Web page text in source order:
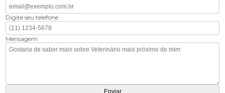
Digite seu telefone
Mensagem